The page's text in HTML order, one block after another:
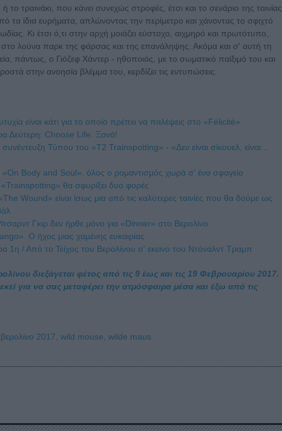
το τραινάκι, που κάνει συνεχώς στροφές, έτσι και το σενάριο της ταινίας
τα ίδια ευρήματα, απλώνοντας την περίμετρο και χάνοντας το σφιχτό
Κι έτσι ό,τι στην αρχή μοιάζει εύστοχο, αιχμηρό και πρωτότυπο,
στο λούνα παρκ της φάρσας και της επανάληψης. Ακόμα και σ' αυτή τη
πάντως, ο Γιόζεφ Χάντερ - ηθοποιός, με το σωματικό παίξιμό του και
στην ανοησία βλέμμα του, κερδίζει τις εντυπώσεις.
είναι κάτι για το οποίο πρέπει να παλέψεις στο «Félicité»
Δεύτερη: Choose Life. Ξανά!
Τύπου του «T2 Trainspotting» - «Δεν είναι σίκουελ, είναι...
Body and Soul», όλος ο ρομαντισμός χωρά σ' ένα σφαγείο
θα σφυρίξει δυο φορές
Wound» είναι ίσως μια από τις καλύτερες ταινίες που θα δούμε ως
Γκιρ δεν ήρθε μόνο για «Dinner» στο Βερολίνο
Ο ήχος μιας χαμένης ευκαιρίας
1η / Από το Τείχος του Βερολίνου σ' εκείνο του Ντόναλντ Τραμπ
διεξάγεται φέτος από τις 9 έως και τις 19 Φεβρουαρίου 2017.
για να σας μεταφέρει την ατμόσφαιρα μέσα και έξω από τις
βερολίνο 2017, wild mouse, wilde maus